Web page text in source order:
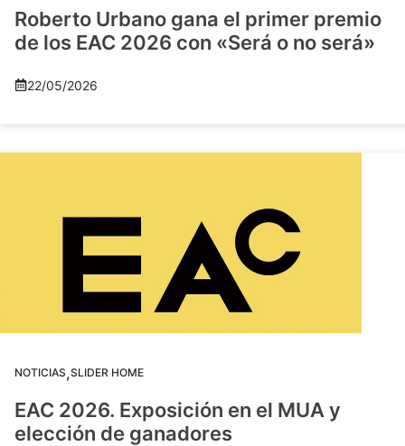
Roberto Urbano gana el primer premio
de los EAC 2026 con «Será o no será»
22/05/2026
NOTICIAS,SLIDER HOME
EAC 2026. Exposición en el MUA y
elección de ganadores